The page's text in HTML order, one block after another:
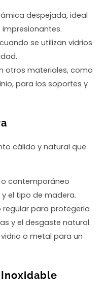
despejada, ideal
se utilizan vidrios
otros materiales, como
para los soportes y
cálido y natural que
contemporáneo
el tipo de madera.
regular para protegerla
y el desgaste natural.
o metal para un